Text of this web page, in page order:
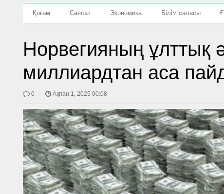
Қоғам Саясат Экономика Білім саласы
Норвегияның ұлттық
миллиардтан аса
0 Ақпан 1, 2025 00:08